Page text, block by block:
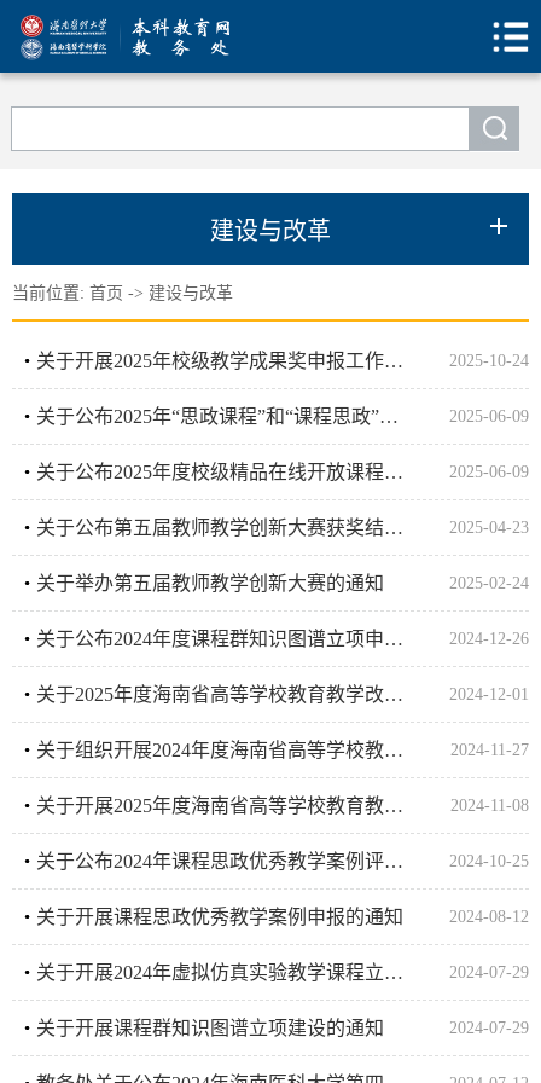
建设与改革
当前位置: 首页 -> 建设与改革
关于开展2025年校级教学成果奖申报工作的通知 2025-10-24
关于公布2025年“思政课程”和“课程思政”示范课程项目立项结果的通知 2025-06-09
关于公布2025年度校级精品在线开放课程立项申报结果的通知 2025-06-09
关于公布第五届教师教学创新大赛获奖结果的通知 2025-04-23
关于举办第五届教师教学创新大赛的通知 2025-02-24
关于公布2024年度课程群知识图谱立项申报结果的通知 2024-12-26
关于2025年度海南省高等学校教育教学改革研究申报拟推荐名单的公示 2024-12-01
关于组织开展2024年度海南省高等学校教育教学改革研究项目结题工作的通知 2024-11-27
关于开展2025年度海南省高等学校教育教学改革研究项目申报工作的通知 2024-11-08
关于公布2024年课程思政优秀教学案例评选结果的通知 2024-10-25
关于开展课程思政优秀教学案例申报的通知 2024-08-12
关于开展2024年虚拟仿真实验教学课程立项建设的通知 2024-07-29
关于开展课程群知识图谱立项建设的通知 2024-07-29